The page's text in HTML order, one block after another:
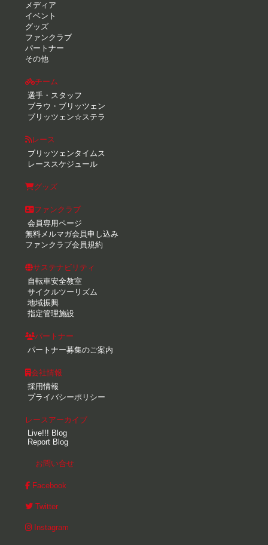
メディア
イベント
グッズ
ファンクラブ
パートナー
その他
チーム
選手・スタッフ
ブラウ・ブリッツェン
ブリッツェン☆ステラ
レース
ブリッツェンタイムス
レーススケジュール
グッズ
ファンクラブ
会員専用ページ
無料メルマガ会員申し込み
ファンクラブ会員規約
サステナビリティ
自転車安全教室
サイクルツーリズム
地域振興
指定管理施設
パートナー
パートナー募集のご案内
会社情報
採用情報
プライバシーポリシー
レースアーカイブ
Live!!! Blog
Report Blog
お問い合せ
Facebook
Twitter
Instagram